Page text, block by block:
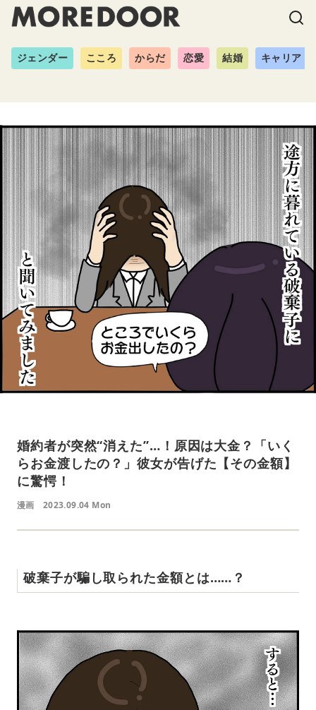
ジェンダー こころ からだ 恋愛 結婚 キャリア
婚約者が突然“消えた”…！原因は大金？「いく
らお金渡したの？」彼女が告げた【その金額】
に驚愕！
漫画 2023.09.04 Mon
破棄子が騙し取られた金額とは……？